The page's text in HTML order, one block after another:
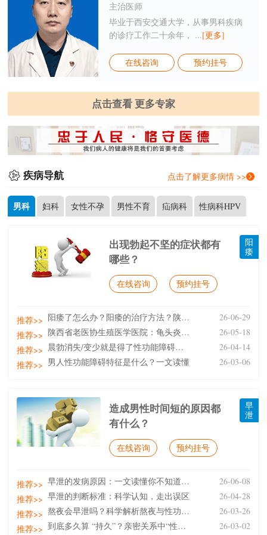
主治医师
毕业于西安交通大学，从事男科疾病
的诊疗工作二十余年， ...[更多]
在线咨询 预约挂号
点击查看 更多专家
疾病导航 点击了解更多病情 >>
男科 妇科 女性不孕 男性不育 疝病科 性病科HPV
出现勃起不坚的症状都有
哪些？
在线咨询 预约挂号
阳
痿
推荐>> 阳痿了怎么办？阳痿的治疗方法？陕西省老医协生殖医院
26-06-29
推荐>>
陕西省老医协生殖医学医院：龟头炎会导致勃起不坚吗？
26-05-18
推荐>>
晨勃消失/变少就是得了性功能障碍（ED）吗？
26-04-14
推荐>> 男人性功能障碍特征是什么？一文读懂 26-03-06
造成男性时间短的原因都
有什么？
在线咨询 预约挂号
早
泄
推荐>> 早泄的发病原因：一文读懂你不知道的＂快＂
26-06-08
推荐>> 早泄的判断标准：科学认知，走出误区
26-04-28
推荐>>
熬夜会早泄吗？科学解析熬夜与性功能的关系
26-03-26
推荐>>
到底多久算 “持久”？亲密关系中“性生活时间短”的 26-03-02